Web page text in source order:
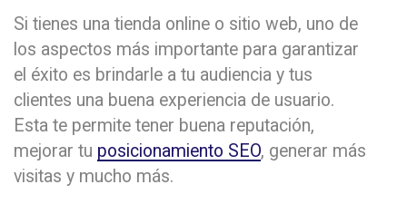
Si tienes una tienda online o sitio web, uno de
los aspectos más importante para garantizar
el éxito es brindarle a tu audiencia y tus
clientes una buena experiencia de usuario.
Esta te permite tener buena reputación,
mejorar tu posicionamiento SEO, generar más
visitas y mucho más.